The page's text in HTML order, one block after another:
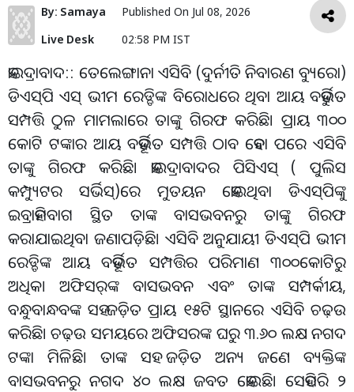
By: Samaya
Live Desk
Published On Jul 08, 2026
02:58 PM IST
ହାଇଦ୍ରାବାଦ:: ତେଲେଙ୍ଗାନା ଏସିବି (ଦୁର୍ନୀତି ନିବାରଣ ବ୍ୟୁରୋ)
ଡିଏସ୍‌ପି ଏସ୍‌ ଭୀମ ରେଡ୍ଡିଙ୍କ ବିରୋଧରେ ଥିବା ଆୟ ବହିର୍ଭୁତ
ସମ୍ପତ୍ତି ଠୁଳ ମାମଲାରେ ତାଙ୍କୁ ଗିରଫ କରିଛି। ପ୍ରାୟ ୩୦୦
କୋଟି ଟଙ୍କାର ଆୟ ବହିର୍ଭୂତ ସମ୍ପତ୍ତି ଠାବ ହେବା ପରେ ଏସିବି
ତାଙ୍କୁ ଗିରଫ କରିଛି। ହାଇଦ୍ରାବାଦର ପିସିଏସ୍‌ ( ପୁଲିସ
କମ୍ପ୍ୟୁଟର ସର୍ଭିସ୍‌)ରେ ମୁତୟନ ହୋଇଥିବା ଡିଏସ୍‌ପିଙ୍କୁ
ଇବ୍ରାହିମବାଗ ସ୍ଥିତ ତାଙ୍କ ବାସଭବନରୁ ତାଙ୍କୁ ଗିରଫ
କରାଯାଇଥିବା ଜଣାପଡ଼ିଛି। ଏସିବି ଅନୁଯାୟୀ ଡିଏସ୍‌ପି ଭୀମ
ରେଡ୍ଡିଙ୍କ ଆୟ ବହିର୍ଭୂତ ସମ୍ପତ୍ତିର ପରିମାଣ ୩୦୦କୋଟିରୁ
ଅଧିକ। ଅଫିସର୍‌ଙ୍କ ବାସଭବନ ଏବଂ ତାଙ୍କ ସମ୍ପର୍କୀୟ,
ବନ୍ଧୁବାନ୍ଧବଙ୍କ ସହ ଜଡ଼ିତ ପ୍ରାୟ ୧୫ଟି ସ୍ଥାନରେ ଏସିବି ଚଢ଼ଉ
କରିଛି। ଚଢ଼ଉ ସମୟରେ ଅଫିସରଙ୍କ ଘରୁ ୩.୬୦ ଲକ୍ଷ ନଗଦ
ଟଙ୍କା ମିଳିଛି। ତାଙ୍କ ସହ ଜଡ଼ିତ ଅନ୍ୟ ଜଣେ ବ୍ୟକ୍ତିଙ୍କ
ବାସଭବନରୁ ନଗଦ ୪୦ ଲକ୍ଷ ଜବତ ହୋଇଛି। ସେହିପରି ୨